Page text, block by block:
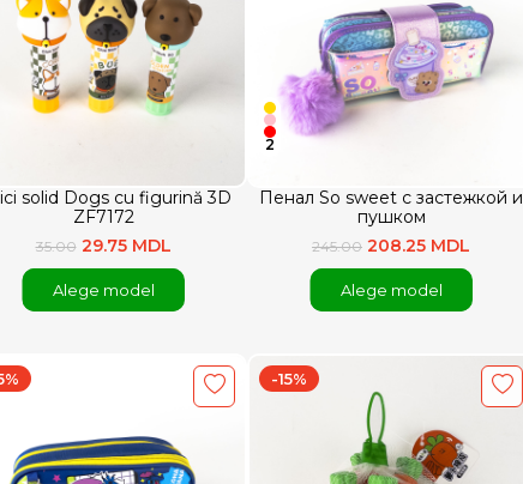
solid Dogs cu figurină 3D
ZF7172
35.00 29.75 MDL
Alege model
Пенал So sweet с застежкой и
пушком
2
245.00 208.25 MDL
Alege model
-15%